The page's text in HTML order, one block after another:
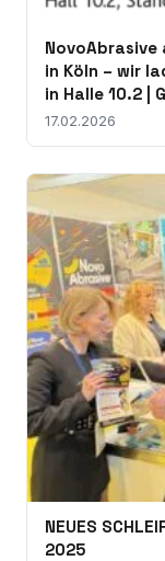
NovoAbrasive
in Köln – wir
in Halle 10.2 |
17.02.2026
NEUES
2025